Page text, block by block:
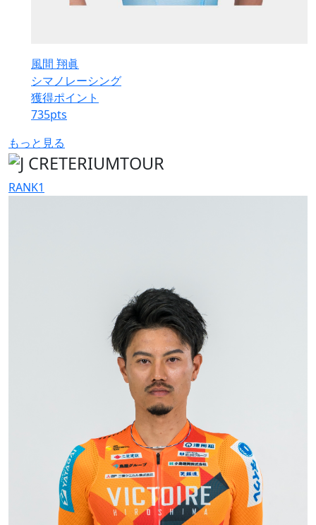
風間 翔眞
シマノレーシング
獲得ポイント
735pts
もっと見る
RANK1